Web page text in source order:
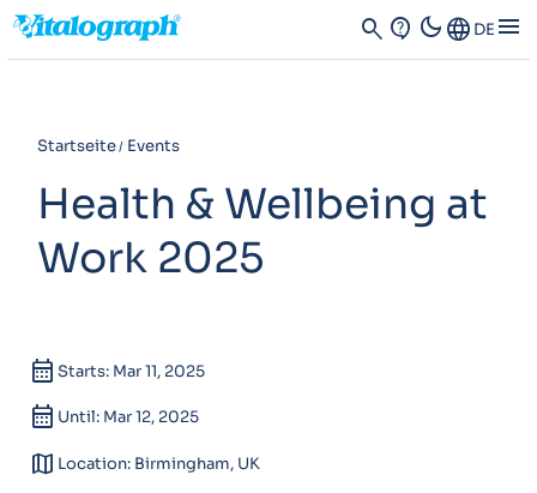
search contact_support dark_modeLanguage DE menu
Startseite Events
Health & Wellbeing at
Work 2025
calendar_month Starts: Mar 11, 2025
calendar_month Until: Mar 12, 2025
map Location: Birmingham, UK